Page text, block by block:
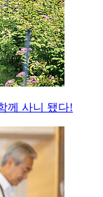
께 사니 됐다!